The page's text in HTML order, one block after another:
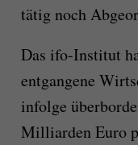
tätig noch
Das ifo-Institut
entgangene
infolge
Milliarden Euro